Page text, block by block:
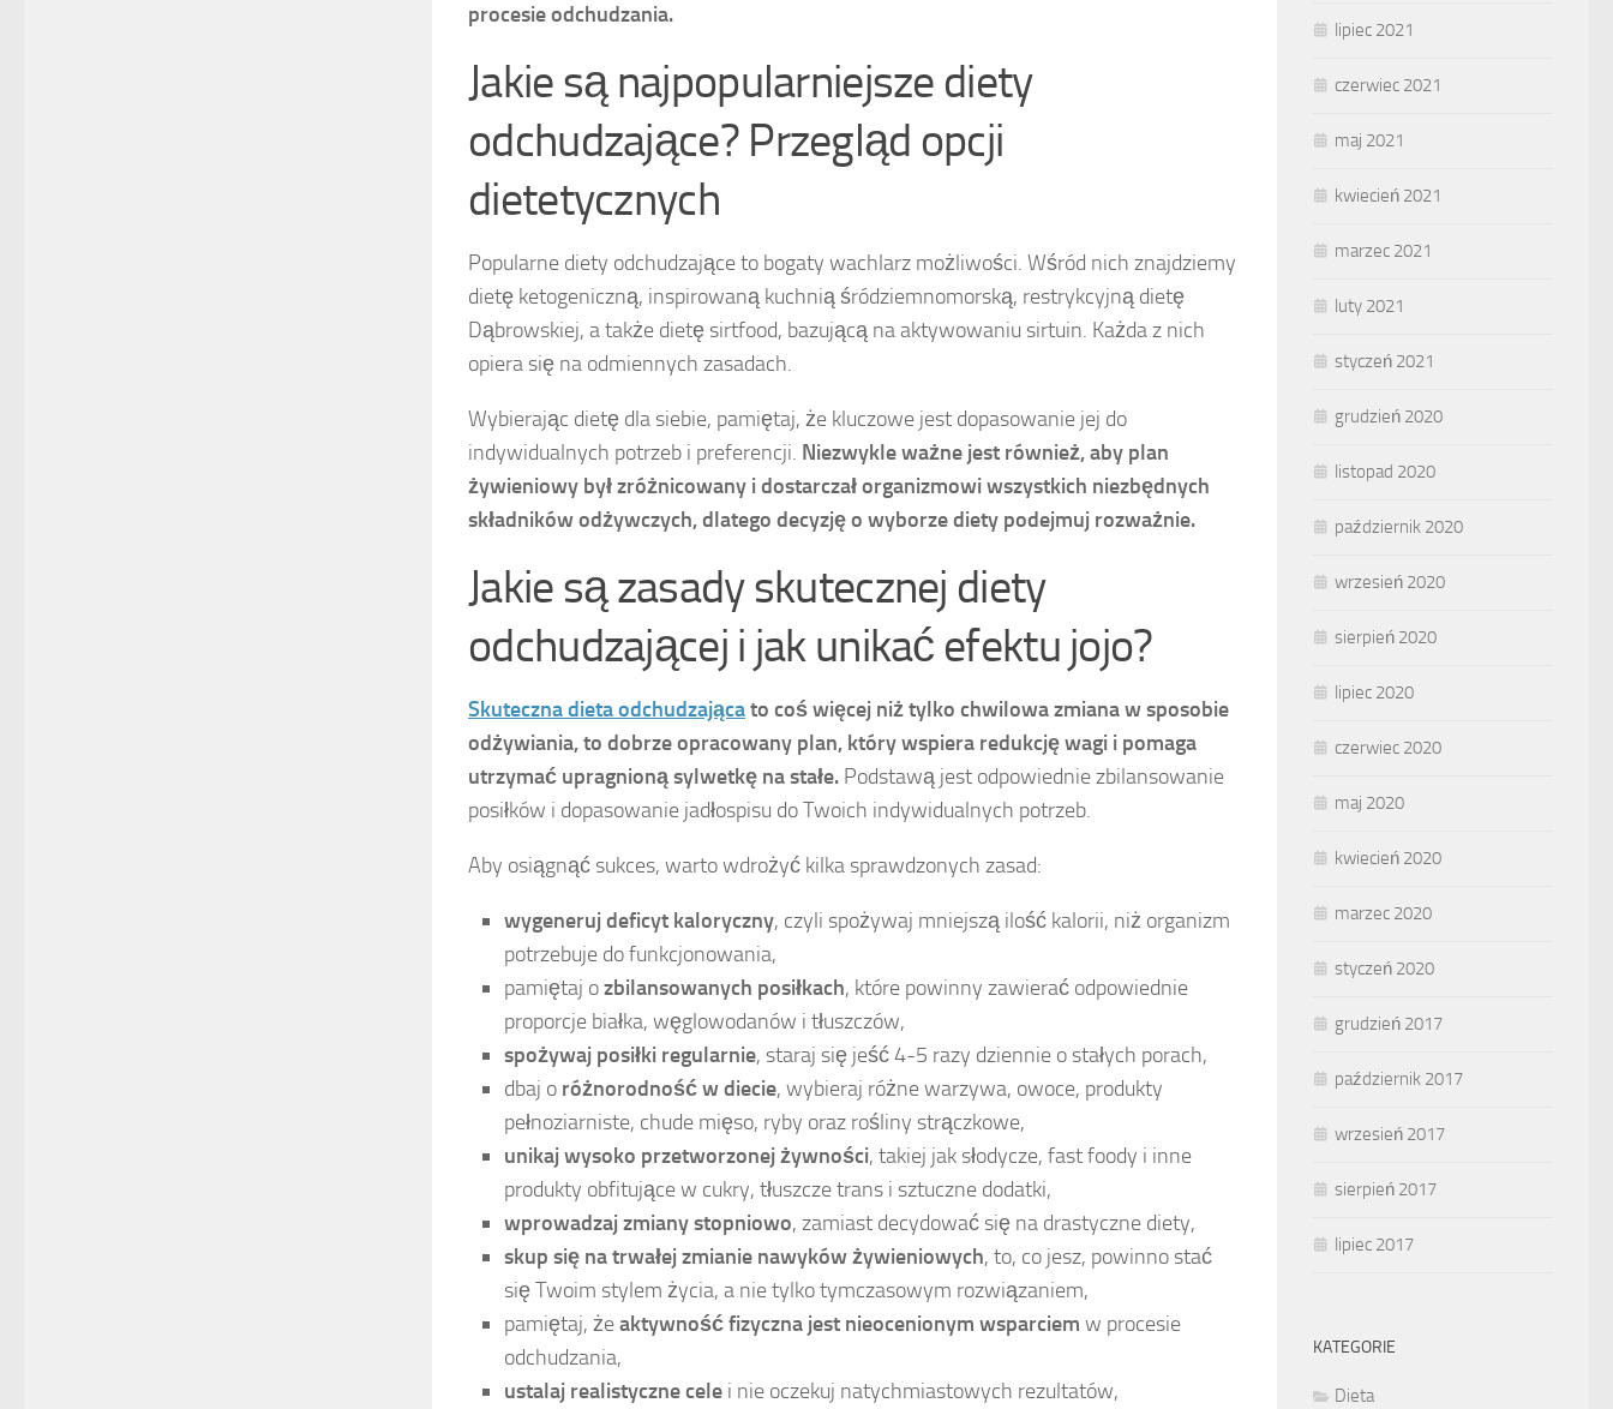
procesie odchudzania.
Jakie są najpopularniejsze diety
odchudzające? Przegląd opcji
dietetycznych
Popularne diety odchudzające to bogaty wachlarz możliwości. Wśród nich znajdziemy
dietę ketogeniczną, inspirowaną kuchnią śródziemnomorską, restrykcyjną dietę
Dąbrowskiej, a także dietę sirtfood, bazującą na aktywowaniu sirtuin. Każda z nich
opiera się na odmiennych zasadach.
Wybierając dietę dla siebie, pamiętaj, że kluczowe jest dopasowanie jej do
indywidualnych potrzeb i preferencji. Niezwykle ważne jest również, aby plan
żywieniowy był zróżnicowany i dostarczał organizmowi wszystkich niezbędnych
składników odżywczych, dlatego decyzję o wyborze diety podejmuj rozważnie.
Jakie są zasady skutecznej diety
odchudzającej i jak unikać efektu jojo?
Skuteczna dieta odchudzającato coś więcej niż tylko chwilowa zmiana w sposobie
odżywiania, to dobrze opracowany plan, który wspiera redukcję wagi i pomaga
utrzymać upragnioną sylwetkę na stałe. Podstawą jest odpowiednie zbilansowanie
posiłków i dopasowanie jadłospisu do Twoich indywidualnych potrzeb.
Aby osiągnąć sukces, warto wdrożyć kilka sprawdzonych zasad:
wygeneruj deficyt kaloryczny, czyli spożywaj mniejszą ilość kalorii, niż organizm
potrzebuje do funkcjonowania,
pamiętaj ozbilansowanych posiłkach, które powinny zawierać odpowiednie
proporcje białka, węglowodanów i tłuszczów,
spożywaj posiłki regularnie, staraj się jeść 4-5 razy dziennie o stałych porach,
dbaj o różnorodność w diecie, wybieraj różne warzywa, owoce, produkty
pełnoziarniste, chude mięso, ryby oraz rośliny strączkowe,
unikaj wysoko przetworzonej żywności, takiej jak słodycze, fast foody i inne
produkty obfitujące w cukry, tłuszcze trans i sztuczne dodatki,
wprowadzaj zmiany stopniowo, zamiast decydować się na drastyczne diety,
skup się na trwałej zmianie nawyków żywieniowych, to, co jesz, powinno stać
się Twoim stylem życia, a nie tylko tymczasowym rozwiązaniem,
pamiętaj, żeaktywność fizyczna jest nieocenionym wsparciem w procesie
odchudzania,
ustalaj realistyczne cele i nie oczekuj natychmiastowych rezultatów,
lipiec 2021
czerwiec 2021
maj 2021
kwiecień 2021
marzec 2021
luty 2021
styczeń 2021
grudzień 2020
listopad 2020
październik 2020
wrzesień 2020
sierpień 2020
lipiec 2020
czerwiec 2020
maj 2020
kwiecień 2020
marzec 2020
styczeń 2020
grudzień 2017
październik 2017
wrzesień 2017
sierpień 2017
lipiec 2017
KATEGORIE
Dieta